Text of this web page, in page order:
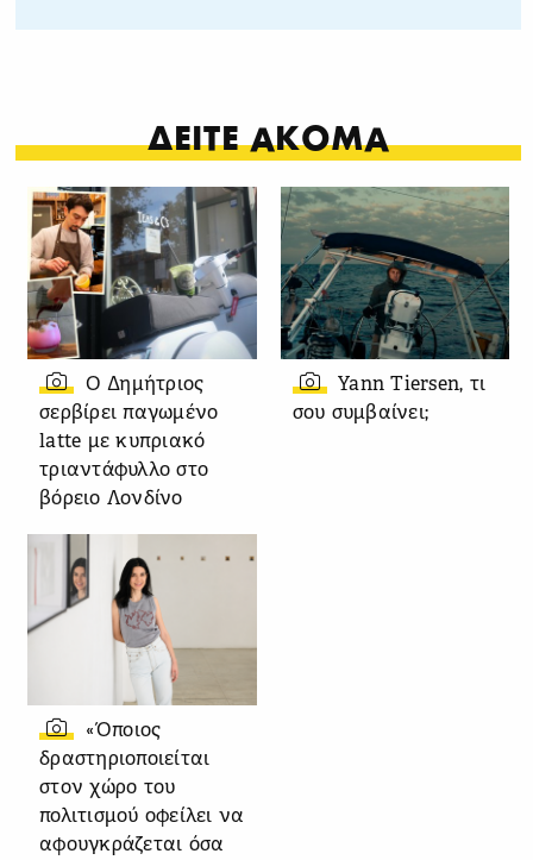
ΔΕΙΤΕ ΑΚΟΜΑ
Ο Δημήτριος
σερβίρει παγωμένο
latte με κυπριακό
τριαντάφυλλο στο
βόρειο Λονδίνο
Yann Tiersen, τι
σου συμβαίνει;
«Όποιος
δραστηριοποιείται
στον χώρο του
πολιτισμού οφείλει να
αφουγκράζεται όσα